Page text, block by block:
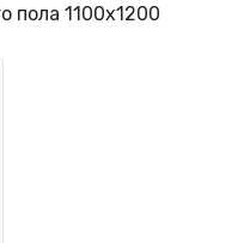
пола 1100х1200